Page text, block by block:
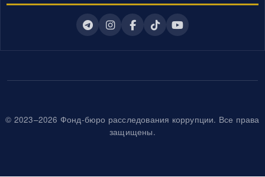
© 2023–2026 Фонд-бюро расследования коррупции. Все права
защищены.